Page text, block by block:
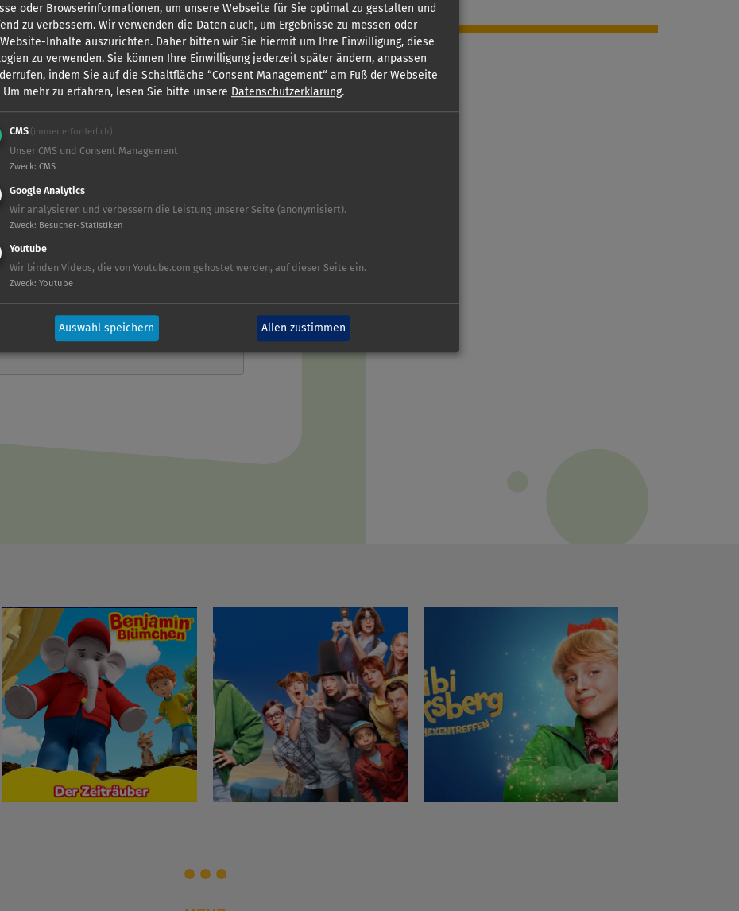
laden? Dadurch stimmen Sie den
Beachten Sie bitte hierzu unsere
verlinkt ist.
oder Browserinformationen, um unsere Webseite für Sie optimal zu gestalten und
zu verbessern. Wir verwenden die Daten auch, um Ergebnisse zu messen oder
Inhalte auszurichten. Daher bitten wir Sie hiermit um Ihre Einwilligung, diese
zu verwenden. Sie können Ihre Einwilligung jederzeit später ändern, anpassen
indem Sie auf die Schaltfläche “Consent Management“ am Fuß der Webseite
Um mehr zu erfahren, lesen Sie bitte unsere Datenschutzerklärung.
CMS (immer erforderlich)
Unser CMS und Consent Management
Zweck: CMS
Google Analytics
Wir analysieren und verbessern die Leistung unserer Seite (anonymisiert).
Zweck: Besucher-Statistiken
Youtube
Wir binden Videos, die von Youtube.com gehostet werden, auf dieser Seite ein.
Zweck: Youtube
Auswahl speichern Allen zustimmen